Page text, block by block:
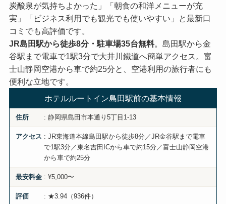
炭酸泉が気持ちよかった」「朝食の和洋メニューが充
実」「ビジネス利用でも観光でも使いやすい」と最新口
コミでも高評価です。
JR島田駅から徒歩8分・駐車場35台無料。島田駅から金
谷駅まで電車で1駅3分で大井川鐵道へ簡単アクセス。富
士山静岡空港から車で約25分と、空港利用の旅行者にも
便利な立地です。
ホテルルートイン島田駅前の基本情報
住所 : 静岡県島田市本通り5丁目1-13
アクセス : JR東海道本線島田駅から徒歩8分／JR金谷駅まで電車
で1駅3分／東名吉田ICから車で約15分／富士山静岡空港
から車で約25分
最安料金 : ¥5,000〜
評価 : ★3.94（936件）